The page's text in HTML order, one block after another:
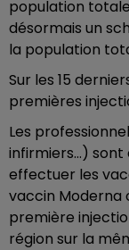
population
désormais un
la population
Sur les 15
premières
Les
infirmiers…)
effectuer les
vaccin Moderna
première
région sur la